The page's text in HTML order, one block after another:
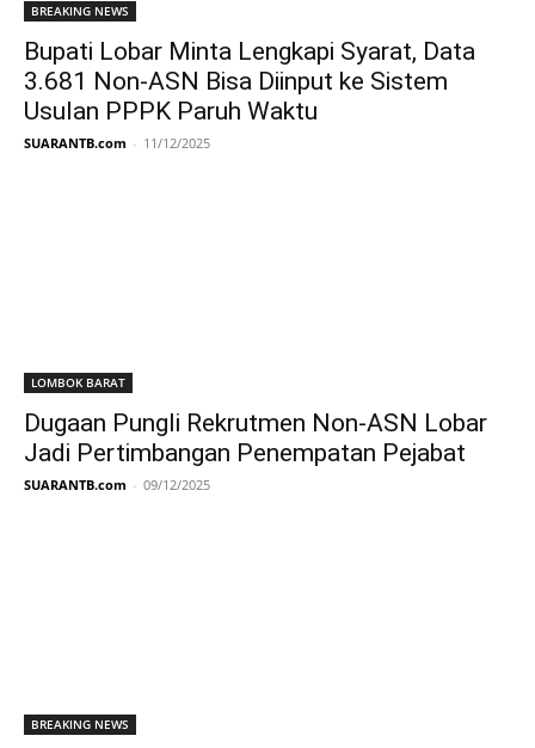
BREAKING NEWS
Bupati Lobar Minta Lengkapi Syarat, Data
3.681 Non-ASN Bisa Diinput ke Sistem
Usulan PPPK Paruh Waktu
SUARANTB.com - 11/12/2025
LOMBOK BARAT
Dugaan Pungli Rekrutmen Non-ASN Lobar
Jadi Pertimbangan Penempatan Pejabat
SUARANTB.com - 09/12/2025
BREAKING NEWS